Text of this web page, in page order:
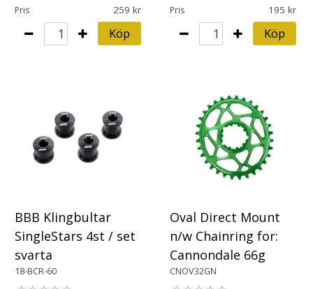
Pris 259
Köp
Pris 195
Köp
BBB Klingbultar
SingleStars 4st / set
svarta
18-BCR-60
Oval Direct Mount
n/w Chainring for:
Cannondale 66g
CNOV32GN